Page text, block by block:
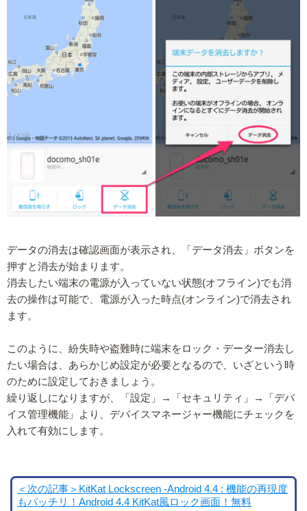
データの消去は確認画面が表示され、「データ消去」ボタンを
押すと消去が始まります。
消去したい端末の電源が入っていない状態(オフライン)でも消
去の操作は可能で、電源が入った時点(オンライン)で消去され
ます。
このように、紛失時や盗難時に端末をロック・データー消去し
たい場合は、あらかじめ設定が必要となるので、いざという時
のために設定しておきましょう。
繰り返しになりますが、「設定」→「セキュリティ」→「デバ
イス管理機能」より、デバイスマネージャー機能にチェックを
入れて有効にします。
＜次の記事＞KitKat Lockscreen -Android 4.4 : 機能の再現度
もバッチリ！Android 4.4 KitKat風ロック画面！無料